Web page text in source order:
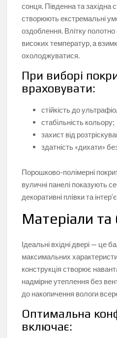
сонця. Південна та західна
створюють екстремальні
оздоблення. Влітку
високих температур, а
охолоджуватися.
При виборі
враховувати:
стійкість до
стабільність кольору;
захист від
здатність «дихати»
Порошково-полімерні
вуличні панелі показують
декоративні плівки та
Матеріали та
Ідеальні вхідні двері — це
максимальних
конструкція створює
надмірне утеплення без
до накопичення вологи
Оптимальна
включає: